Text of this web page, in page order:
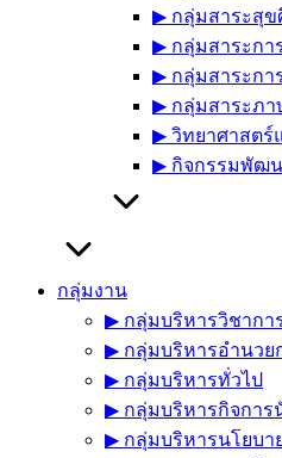
▶︎ กลุ่มสาระสุ
▶︎ กลุ่มสาระกา
▶︎ กลุ่มสาระกา
▶︎ กลุ่มสาระภา
▶︎ วิทยาศาสตร์
▶︎ กิจกรรมพัฒน
กลุ่มงาน
▶︎ กลุ่มบริหารวิชากา
▶︎ กลุ่มบริหารอำนวย
▶︎ กลุ่มบริหารทั่วไป
▶︎ กลุ่มบริหารกิจการ
▶︎ กลุ่มบริหารนโยบา